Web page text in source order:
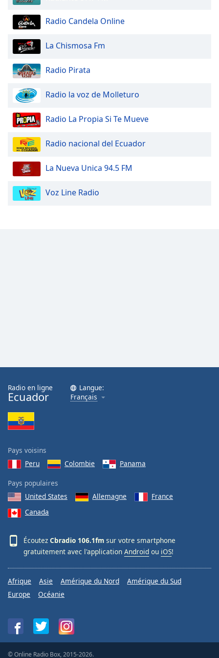
Opacity
Caption
Area
Background
Color
Opacity
Font
Size
Edge
Style
Radio Candela Online
La Chismosa Fm
Radio Pirata
Radio la voz de Molleturo
Radio La Propia Si Te Mueve
Radio nacional del Ecuador
La Nueva Unica 94.5 FM
Voz Line Radio
Radio en ligne
Ecuador
Langue:
Français
Pays voisins
Peru
Colombie Panama
Pays populaires
United States
Allemagne
France
Canada
Écoutez Cbradio 106.1fm sur votre smartphone
gratuitement avec l'application Android ou iOS!
Afrique Asie Amérique du Nord
Amérique du Sud
Europe
Océanie
© Online Radio Box, 2015-2026.